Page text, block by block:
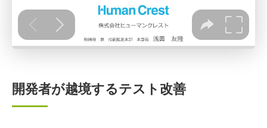
開発者が越境するテスト改善